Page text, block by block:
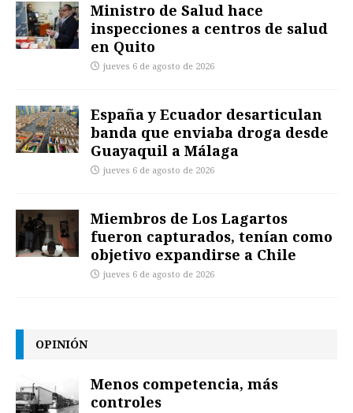
Ministro de Salud hace
inspecciones a centros de salud
en Quito
jueves 6 de agosto de 2026
España y Ecuador desarticulan
banda que enviaba droga desde
Guayaquil a Málaga
jueves 6 de agosto de 2026
Miembros de Los Lagartos
fueron capturados, tenían como
objetivo expandirse a Chile
jueves 6 de agosto de 2026
OPINIÓN
Menos competencia, más
controles